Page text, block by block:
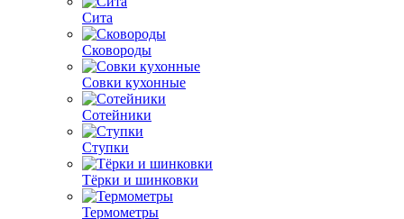
Сита
Сковороды
Совки кухонные
Сотейники
Ступки
Тёрки и шинковки
Термометры